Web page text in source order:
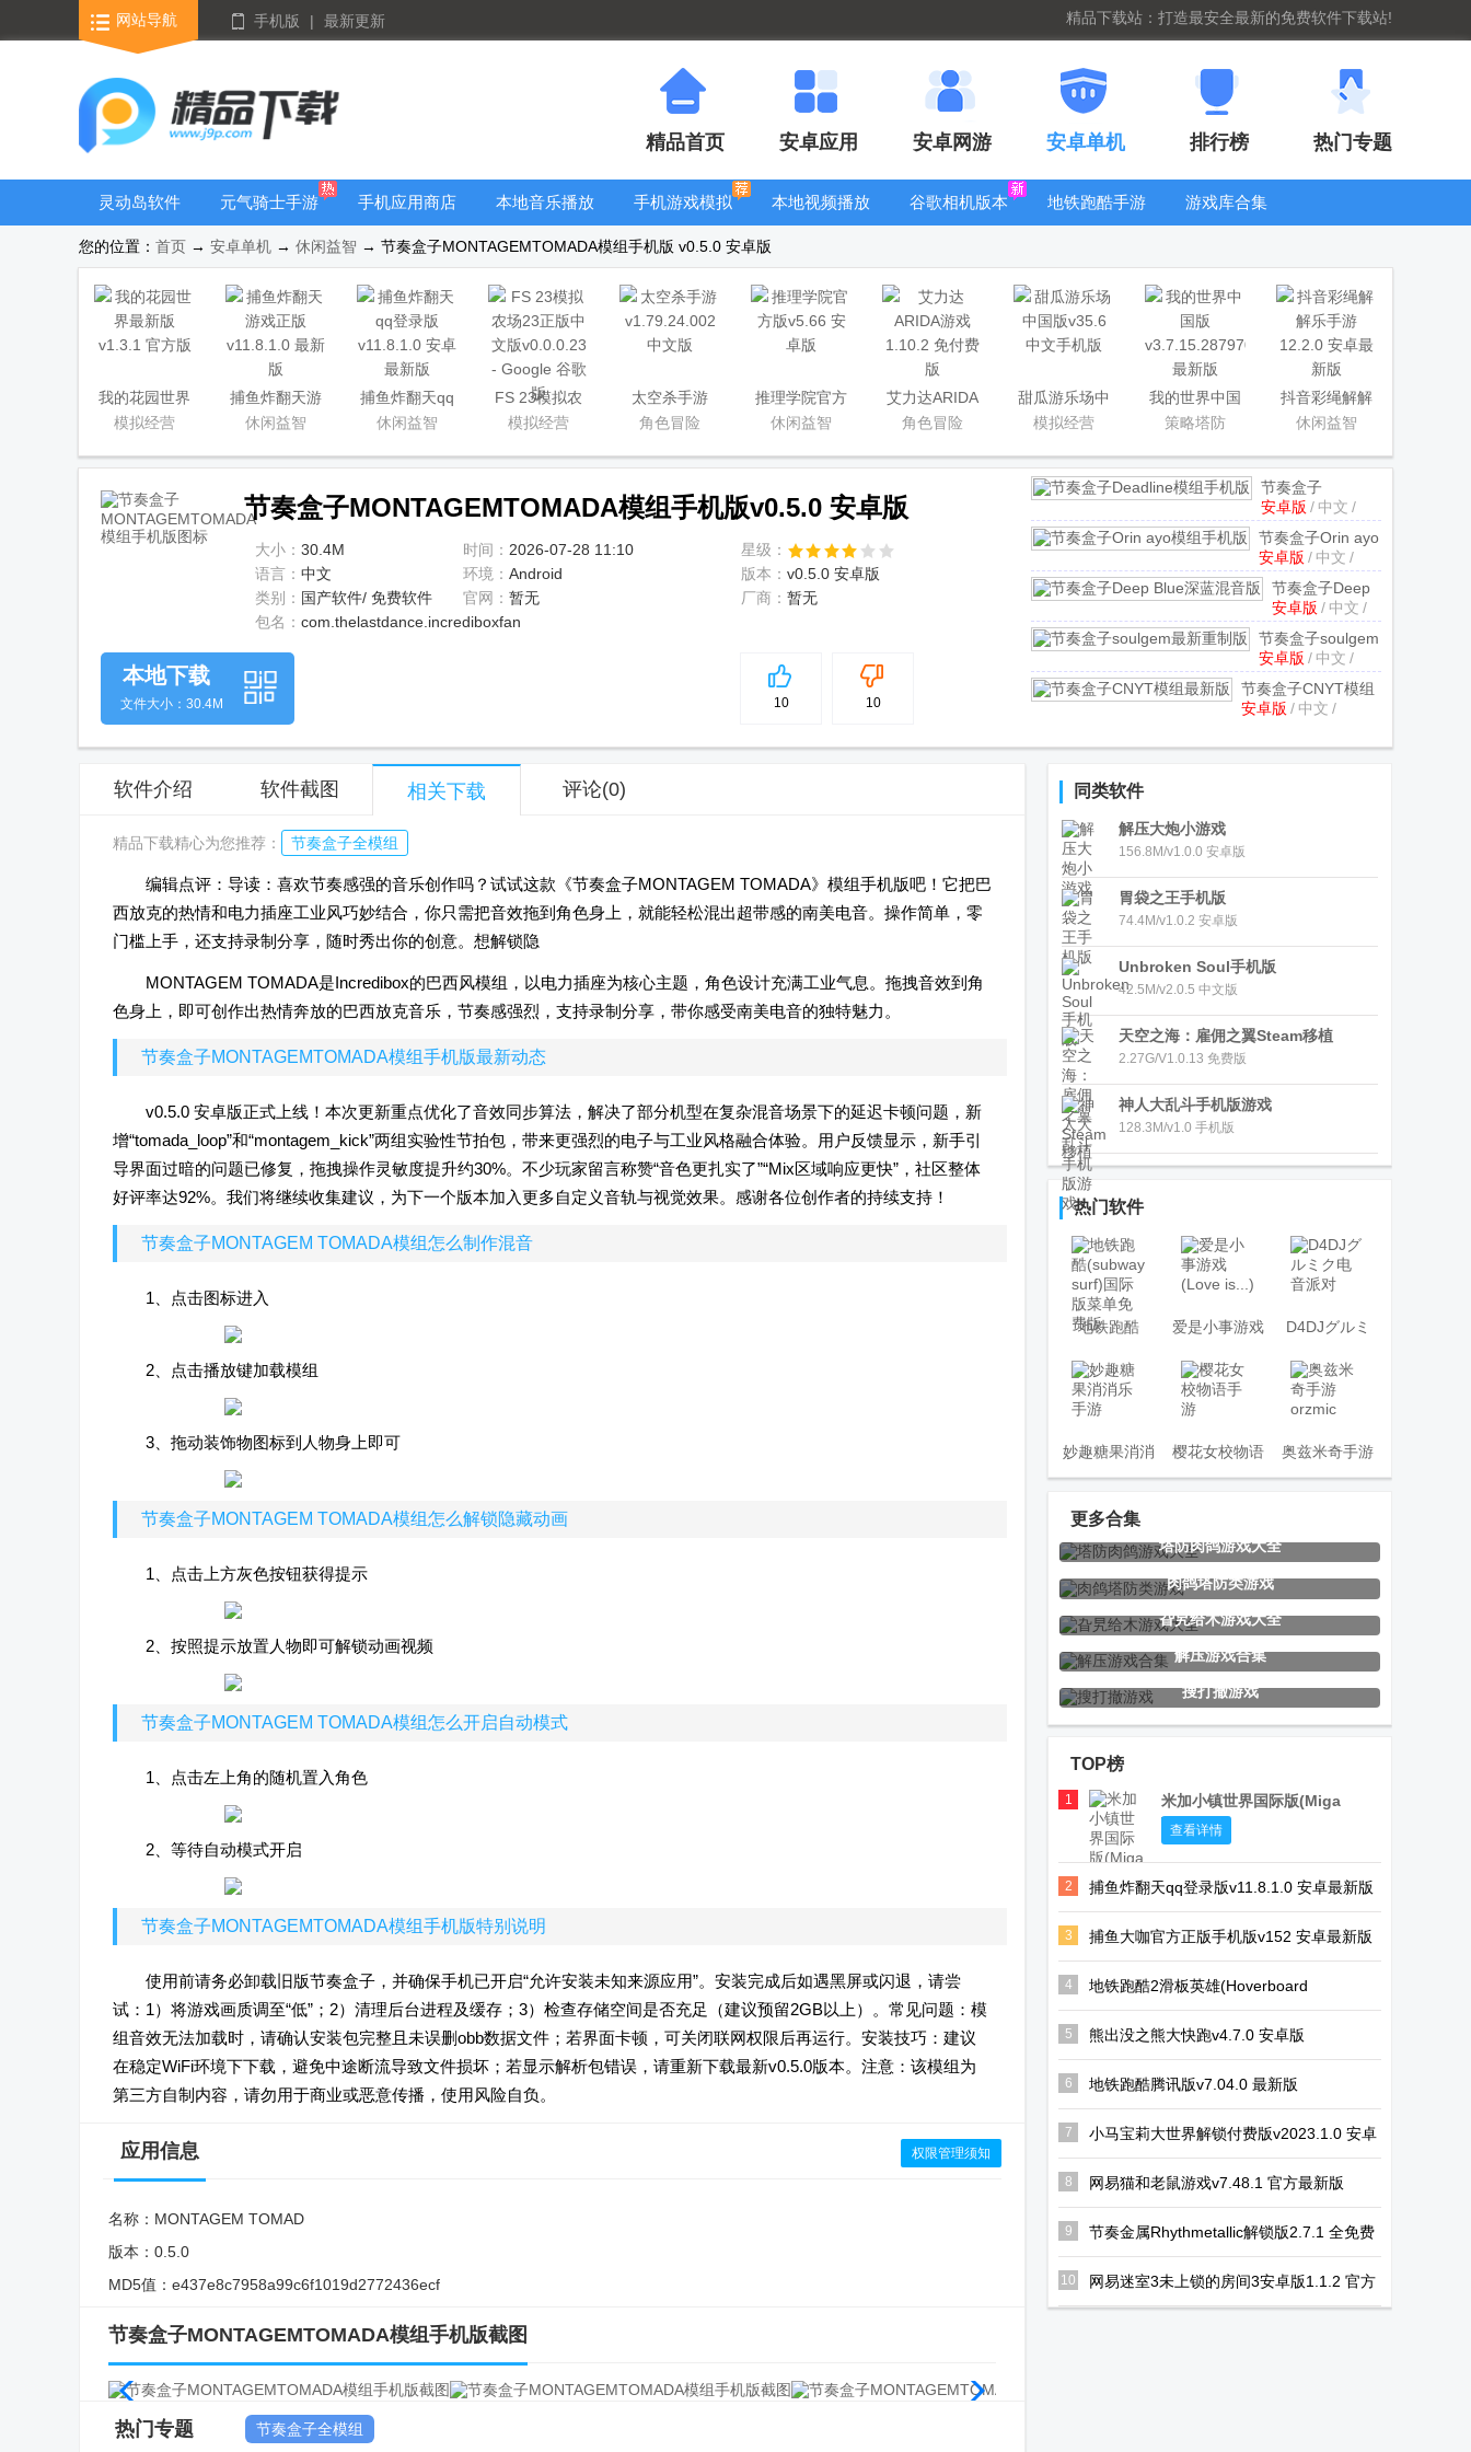
网站导航 手机版 | 最新更新 精品下载站：打造最安全最新的免费软件下载站!
精品首页 安卓应用 安卓网游 安卓单机 排行榜 热门专题
灵动岛软件
元气骑士手游
大全
手机应用商店
本地音乐播放
手机游戏模拟
器安卓版合集
本地视频播放
谷歌相机版本
地铁跑酷手游
游戏库合集
您的位置： 首页 → 安卓单机 → 休闲益智 → 节奏盒子MONTAGEMTOMADA模组手机版 v0.5.0 安卓版
我的花园世界
最新版
模拟经营
捕鱼炸翻天游
戏正版
休闲益智
捕鱼炸翻天qq
登录版
休闲益智
FS 23模拟农
场23正版中文
模拟经营
太空杀手游
角色冒险
推理学院官方
版
休闲益智
艾力达ARIDA
游戏
角色冒险
甜瓜游乐场中
国版
模拟经营
我的世界中国
版
策略塔防
抖音彩绳解解
乐手游
休闲益智
节奏盒子MONTAGEMTOMADA模组手机版v0.5.0 安卓版
大小： 30.4M 时间： 2026-07-28 11:10
星级：
语言： 中文 环境： Android 版本： v0.5.0 安卓版
类别： 国产软件/ 免费软件 官网： 暂无 厂商： 暂无
包名： com.thelastdance.incrediboxfan
节奏盒子
Deadline模组手
机版v0.5.7 安卓
版
安卓版 / 中文 /
节奏盒子Orin ayo
模组手机版v0.7.8
安卓版
安卓版 / 中文 /
节奏盒子Deep
Blue深蓝混音版
v0.5.7 安卓版
安卓版 / 中文 /
节奏盒子soulgem
最新重制版v0.5.7
安卓版
安卓版 / 中文 /
节奏盒子CNYT模组
最新版v0.5.7 安卓版
安卓版 / 中文 /
5
10 10
本地下载
文件大小：30.4M
软件介绍 软件截图 相关下载 评论(0)
精品下载精心为您推荐： 节奏盒子全模组
编辑点评：导读：喜欢节奏感强的音乐创作吗？试试这款《节奏盒子MONTAGEM TOMADA》模组手机版吧！它把巴
西放克的热情和电力插座工业风巧妙结合，你只需把音效拖到角色身上，就能轻松混出超带感的南美电音。操作简单，零
门槛上手，还支持录制分享，随时秀出你的创意。想解锁隐
MONTAGEM TOMADA是Incredibox的巴西风模组，以电力插座为核心主题，角色设计充满工业气息。拖拽音效到角
色身上，即可创作出热情奔放的巴西放克音乐，节奏感强烈，支持录制分享，带你感受南美电音的独特魅力。
节奏盒子MONTAGEMTOMADA模组手机版最新动态
v0.5.0 安卓版正式上线！本次更新重点优化了音效同步算法，解决了部分机型在复杂混音场景下的延迟卡顿问题，新
增“tomada_loop”和“montagem_kick”两组实验性节拍包，带来更强烈的电子与工业风格融合体验。用户反馈显示，新手引
导界面过暗的问题已修复，拖拽操作灵敏度提升约30%。不少玩家留言称赞“音色更扎实了”“Mix区域响应更快”，社区整体
好评率达92%。我们将继续收集建议，为下一个版本加入更多自定义音轨与视觉效果。感谢各位创作者的持续支持！
节奏盒子MONTAGEM TOMADA模组怎么制作混音
1、点击图标进入
2、点击播放键加载模组
3、拖动装饰物图标到人物身上即可
节奏盒子MONTAGEM TOMADA模组怎么解锁隐藏动画
1、点击上方灰色按钮获得提示
2、按照提示放置人物即可解锁动画视频
节奏盒子MONTAGEM TOMADA模组怎么开启自动模式
1、点击左上角的随机置入角色
2、等待自动模式开启
节奏盒子MONTAGEMTOMADA模组手机版特别说明
使用前请务必卸载旧版节奏盒子，并确保手机已开启“允许安装未知来源应用”。安装完成后如遇黑屏或闪退，请尝
试：1）将游戏画质调至“低”；2）清理后台进程及缓存；3）检查存储空间是否充足（建议预留2GB以上）。常见问题：模
组音效无法加载时，请确认安装包完整且未误删obb数据文件；若界面卡顿，可关闭联网权限后再运行。安装技巧：建议
在稳定WiFi环境下下载，避免中途断流导致文件损坏；若显示解析包错误，请重新下载最新v0.5.0版本。注意：该模组为
第三方自制内容，请勿用于商业或恶意传播，使用风险自负。
应用信息 权限管理须知
名称： MONTAGEM TOMAD
版本： 0.5.0
MD5值： e437e8c7958a99c6f1019d2772436ecf
节奏盒子MONTAGEMTOMADA模组手机版截图
热门专题 节奏盒子全模组
同类软件
解压大炮小游戏
156.8M/v1.0.0 安卓版
胃袋之王手机版
74.4M/v1.0.2 安卓版
Unbroken Soul手机版
42.5M/v2.0.5 中文版
天空之海：雇佣之翼Steam移植
2.27G/V1.0.13 免费版
神人大乱斗手机版游戏
128.3M/v1.0 手机版
热门软件
地铁跑酷
(subway surf)
国际版菜单免
爱是小事游戏
(Love is...)
D4DJグルミ
ク电音派对
妙趣糖果消消
乐手游
樱花女校物语
手游
奥兹米奇手游
orzmic
擦干净抖音小
选技生存大乱
Car Tuning汽
木材帝国中文
修勾逃生巨人
重返深渊免广
告版
圣女不死心安
卓直装版游戏
游戏手机版
超级跑车收藏
模拟器游戏解
锁版
戏
合成游戏
更多合集
塔防肉鸽游戏大全
肉鸽塔防类游戏
旮旯给木游戏大全
解压游戏合集
搜打撤游戏
TOP榜
1
米加小镇世界国际版(Miga
World)
查看详情
2 捕鱼炸翻天qq登录版v11.8.1.0 安卓最新版
3 捕鱼大咖官方正版手机版v152 安卓最新版
4
地铁跑酷2滑板英雄(Hoverboard
Heroes)v1.12.0 国际版
5 熊出没之熊大快跑v4.7.0 安卓版
6 地铁跑酷腾讯版v7.04.0 最新版
7
小马宝莉大世界解锁付费版v2023.1.0 安卓
最新版
8 网易猫和老鼠游戏v7.48.1 官方最新版
9
节奏金属Rhythmetallic解锁版2.7.1 全免费
版
10
网易迷室3未上锁的房间3安卓版1.1.2 官方
手机版